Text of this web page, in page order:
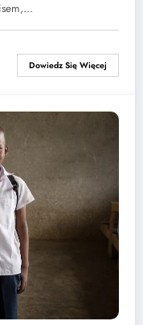
Dowiedz Się Więcej